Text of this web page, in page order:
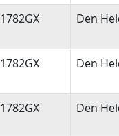
1782GX Den
1782GX Den
1782GX Den